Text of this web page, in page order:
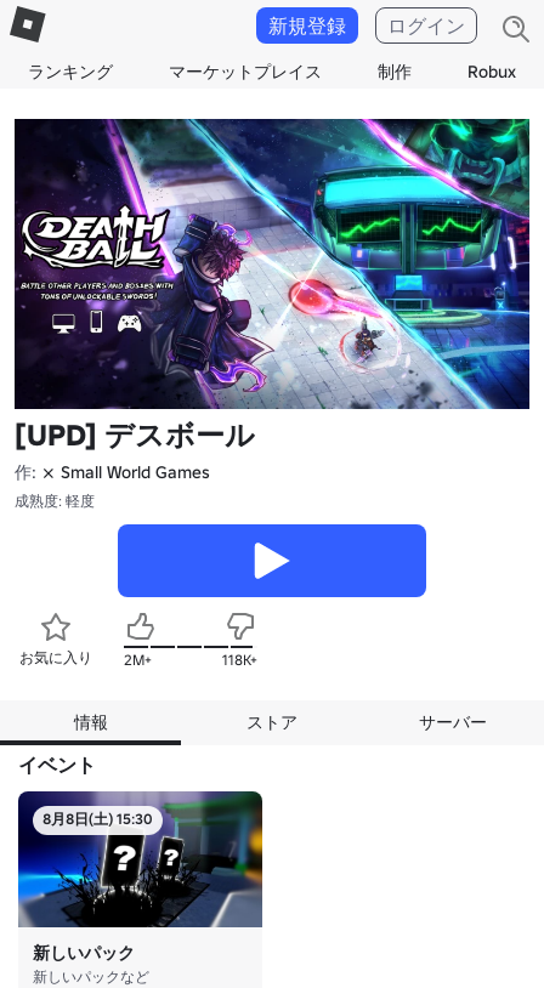
ランキング マーケットプレイス 制作 Robux
新規登録 ログイン
[UPD] デスボール
作: ⨯ Small World Games
成熟度: 軽度
お気に入り 2M+ 118K+
情報 ストア サーバー
イベント
8月8日(土) 15:30
新しいパック
新しいパックなど